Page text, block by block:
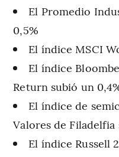
El Promedio
0,5%
El índice MSCI
El índice
Return subió un
El índice de
Valores de Filadelfia
El índice Russell